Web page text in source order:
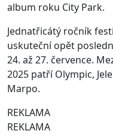
album roku City Park.
Jednatřicátý ročník
uskuteční opět
24. až 27. července.
2025 patří Olympic,
Marpo.
REKLAMA
REKLAMA